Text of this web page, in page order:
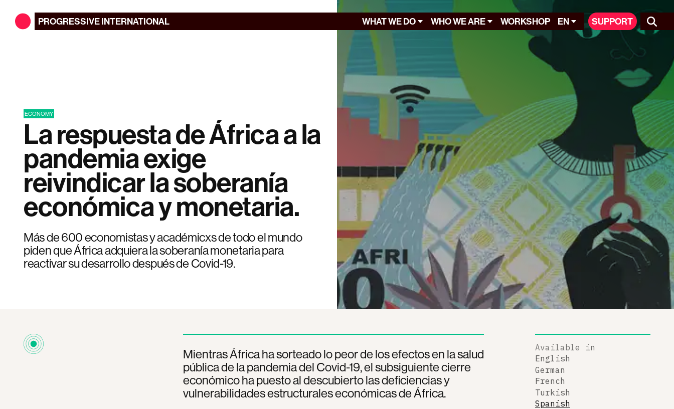
PROGRESSIVEINTERNATIONAL WHAT WE DO WHO WE ARE WORKSHOP EN SUPPORT
ECONOMY
La respuesta de África a la
pandemia exige
reivindicar la soberanía
económica y monetaria.
Más de 600 economistas y académicxs de todo el mundo
piden que África adquiera la soberanía monetaria para
reactivar su desarrollo después de Covid-19.
Mientras África ha sorteado lo peor de los efectos en la salud
pública de la pandemia del Covid-19, el subsiguiente cierre
económico ha puesto al descubierto las deficiencias y
vulnerabilidades estructurales económicas de África.
Available in
English
German
French
Turkish
Spanish